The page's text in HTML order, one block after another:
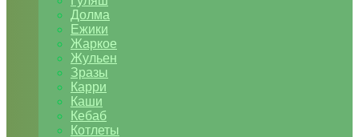
Долма
Ежики
Жаркое
Жульен
Зразы
Карри
Каши
Кебаб
Котлеты